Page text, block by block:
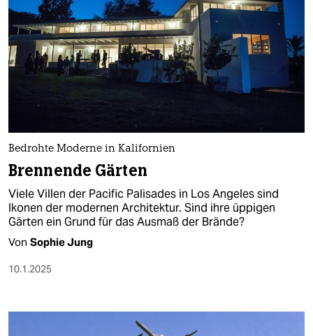
gesellschaft
kultur
sport
berlin
nord
wahrheit
verlag
verlag
veranstaltungen
Bedrohte Moderne in Kalifornien
Brennende Gärten
Viele Villen der Pacific Palisades in Los Angeles sind
Ikonen der modernen Architektur. Sind ihre üppigen
Gärten ein Grund für das Ausmaß der Brände?
Von Sophie Jung
10.1.2025